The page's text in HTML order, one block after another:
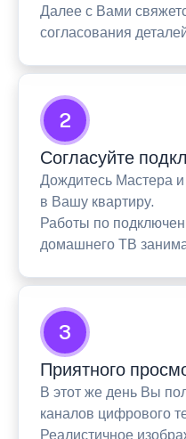
Далее с Вами
согласования
2
Согласуйте
Дождитесь Мастера и
в Вашу квартиру.
Работы по
домашнего ТВ
3
Приятного
В этот же день Вы
каналов цифрового
Реалистичное